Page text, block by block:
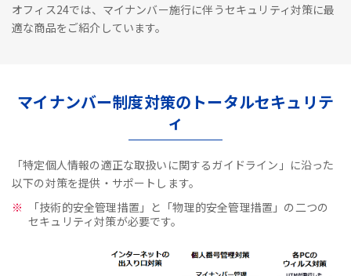
オフィス24では、マイナンバー施行に伴うセキュリティ対策に最
適な商品をご紹介しています。
マイナンバー制度対策のトータルセキュリテ
ィ
「特定個人情報の適正な取扱いに関するガイドライン」に沿った
以下の対策を提供・サポートします。
「技術的安全管理措置」と「物理的安全管理措置」の二つの
セキュリティ対策が必要です。